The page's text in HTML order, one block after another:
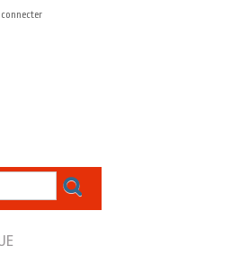
#2 – Olivier DUTHEIL, représenter les radios
connecter